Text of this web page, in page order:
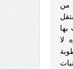
من
لا